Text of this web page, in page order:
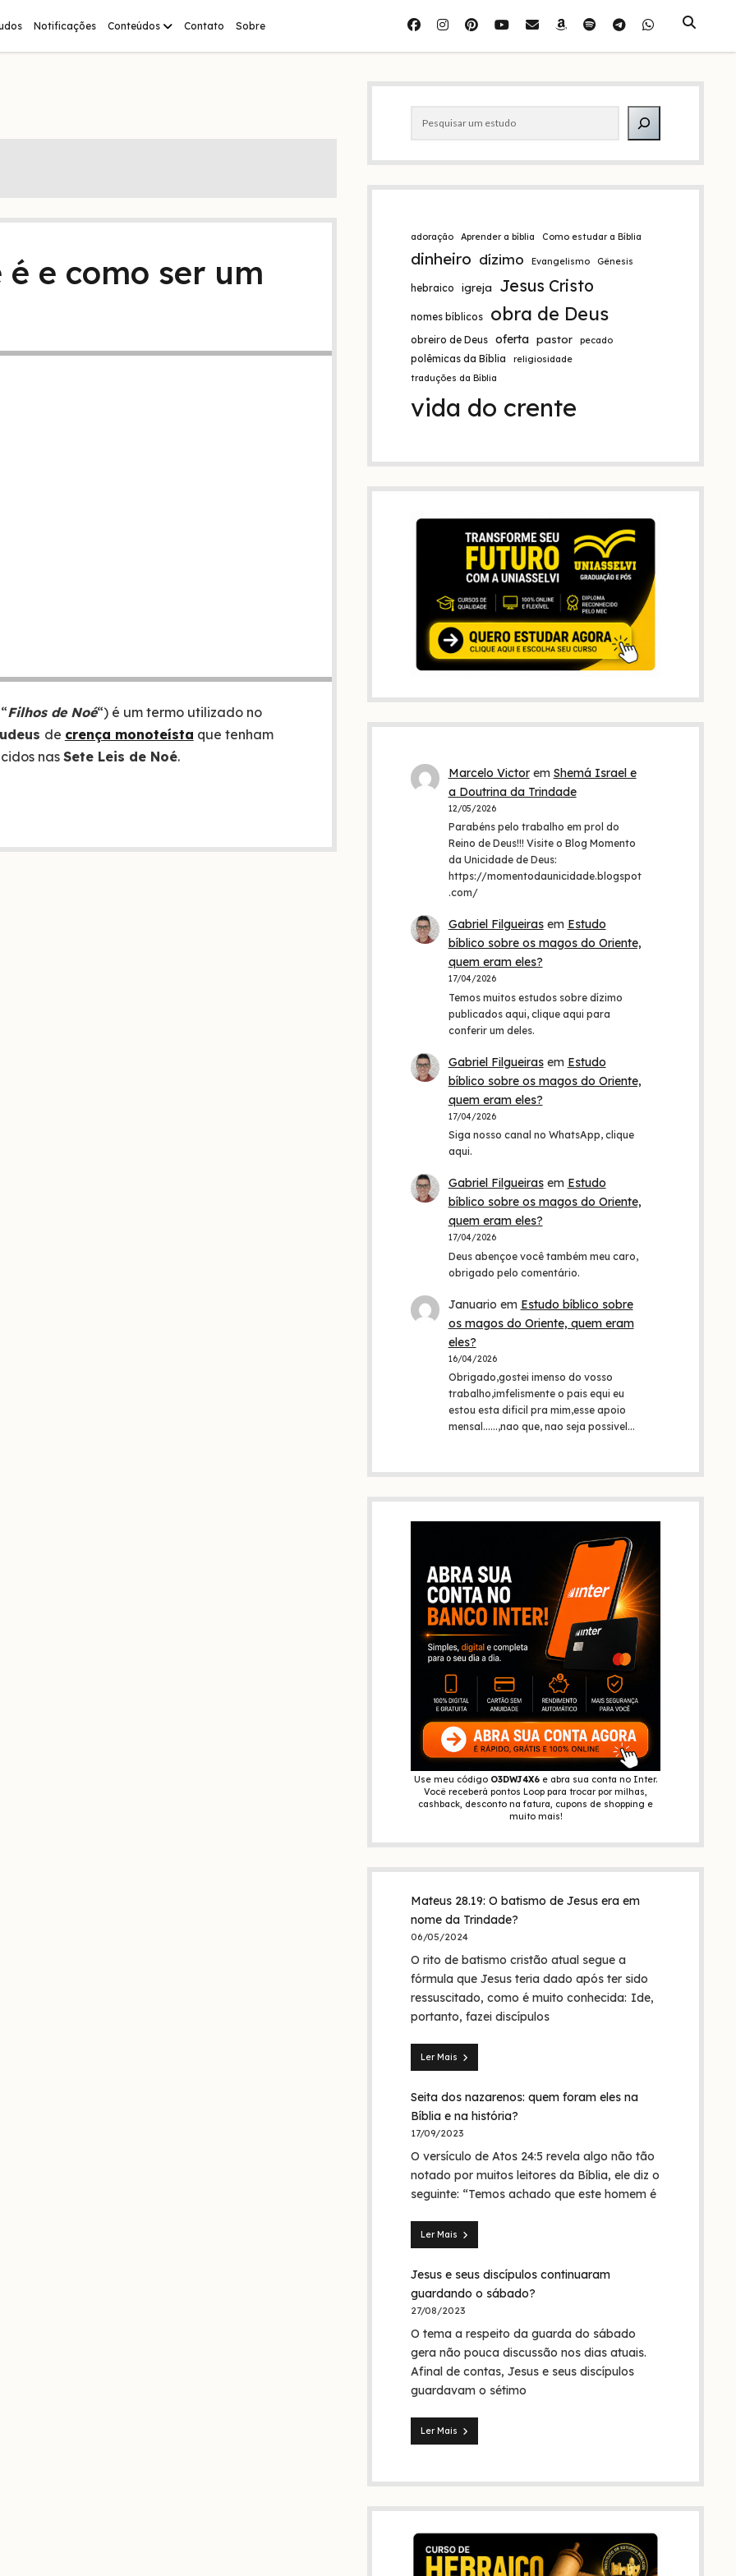
Notificações Conteúdos abrirContato Sobre facebookinstagram
pinterestyoutube
e-
amazon
spotifytelegram
whatsapp
e como ser um
Filhos de Noé“) é um termo utilizado no
de crença monoteísta que tenham
nas Sete Leis de Noé.
Barra
lateral
adoração Aprender a bíblia Como estudar a Bíblia
dinheiro dízimo Evangelismo Gênesis
hebraico igreja Jesus Cristo
nomes bíblicos obra de Deus
obreiro de Deus oferta pastor pecado
polêmicas da Bíblia
religiosidade
traduções da Bíblia
vida do crente
Marcelo Victorem Shemá Israel e
a Doutrina da Trindade
12/05/2026
Parabéns pelo trabalho em prol do
Reino de Deus!!! Visite o Blog Momento
da Unicidade de Deus:
https://momentodaunicidade.blogspot
.com/
Gabriel Filgueirasem Estudo
bíblico sobre os magos do Oriente,
quem eram eles?
17/04/2026
Temos muitos estudos sobre dízimo
publicados aqui, clique aqui para
conferir um deles.
Gabriel Filgueirasem Estudo
bíblico sobre os magos do Oriente,
quem eram eles?
17/04/2026
Siga nosso canal no WhatsApp, clique
aqui.
Gabriel Filgueirasem Estudo
bíblico sobre os magos do Oriente,
quem eram eles?
17/04/2026
Deus abençoe você também meu caro,
obrigado pelo comentário.
Januario em Estudo bíblico sobre
os magos do Oriente, quem eram
eles?
16/04/2026
Obrigado,gostei imenso do vosso
trabalho,imfelismente o pais equi eu
estou esta dificil pra mim,esse apoio
mensal......,nao que, nao seja possivel…
Use meu código O3DWJ4X6 e abra sua conta no Inter.
Você receberá pontos Loop para trocar por milhas,
cashback, desconto na fatura, cupons de shopping e
muito mais!
Mateus 28.19: O batismo de Jesus era em
nome da Trindade?
06/05/2024
O rito de batismo cristão atual segue a
fórmula que Jesus teria dado após ter sido
ressuscitado, como é muito conhecida: Ide,
portanto, fazei discípulos
Ler Mais
Mateus
O
batismo
de
era
em
nome
da
Seita dos nazarenos: quem foram eles na
Bíblia e na história?
17/09/2023
O versículo de Atos 24:5 revela algo não tão
notado por muitos leitores da Bíblia, ele diz o
seguinte: “Temos achado que este homem é
Ler Mais
Seita
nazarenos:
quem
foram
na
Bíblia
e
história?
Jesus e seus discípulos continuaram
guardando o sábado?
27/08/2023
O tema a respeito da guarda do sábado
gera não pouca discussão nos dias atuais.
Afinal de contas, Jesus e seus discípulos
guardavam o sétimo
Ler Mais
Jesus
o
sábado?